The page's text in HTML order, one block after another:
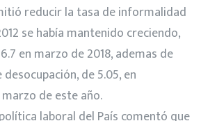
reducir la tasa de informalidad
se había mantenido creciendo,
en marzo de 2018, ademas de
de 5.05, en
de este año.